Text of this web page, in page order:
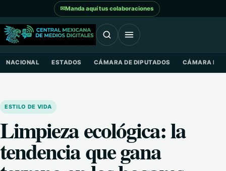
Saltar al contenido
✉Manda aquí tus colaboraciones
NACIONAL ESTADOS CÁMARA DE DIPUTADOS CÁMARA DE
ESTILO DE VIDA
Limpieza ecológica: la
tendencia que gana